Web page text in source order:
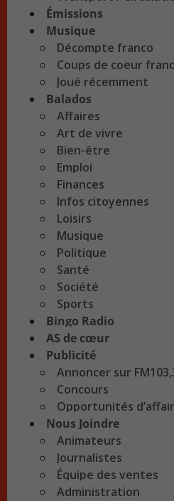
Émissions
Musique
Décompte franco
Coups de coeur
Joué récemment
Balados
Affaires
Art de vivre
Bien-être
Emploi
Finances
Infos citoyennes
Loisirs
Musique
Politique
Santé
Société
Sports
Bingo Radio
AS de cœur
Publicité
Annoncer sur
Concours
Opportunités
Nous Joindre
Animateurs
Journalistes
Équipe des ventes
Administration